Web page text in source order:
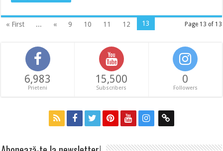
Page 13 of 13
« First ... « 9 10 11 12 13
6,983
Prieteni
15,500
Subscribers
0
Followers